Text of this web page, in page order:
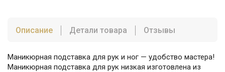
Описание Детали товара Отзывы
Маникюрная подставка для рук и ног — удобство мастера!
Маникюрная подставка для рук низкая изготовлена из